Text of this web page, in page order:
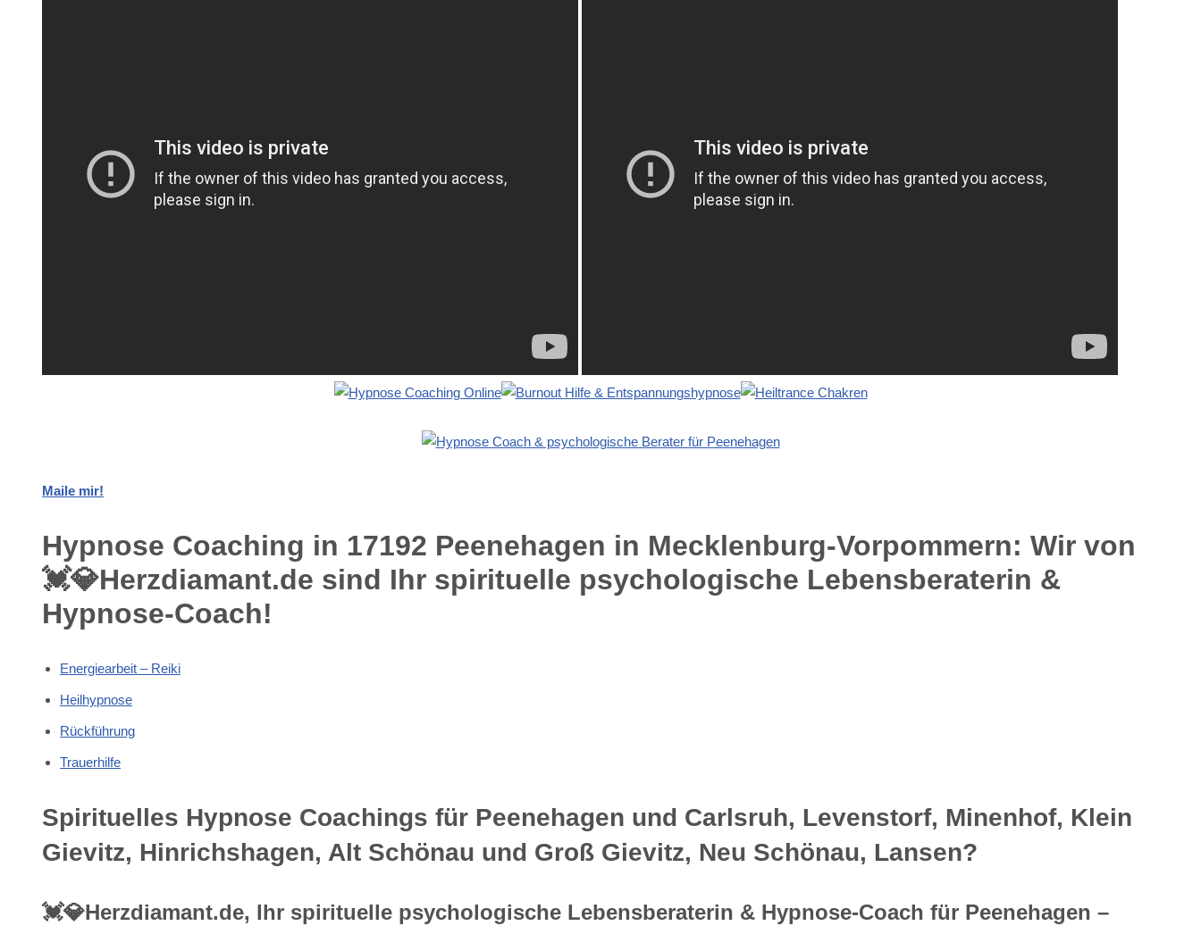
Maile mir!
Hypnose Coaching in 17192 Peenehagen in Mecklenburg-Vorpommern: Wir von
💓️💎Herzdiamant.de sind Ihr spirituelle psychologische Lebensberaterin &
Hypnose-Coach!
Energiearbeit – Reiki
Heilhypnose
Rückführung
Trauerhilfe
Spirituelles Hypnose Coachings für Peenehagen und Carlsruh, Levenstorf, Minenhof, Klein
Gievitz, Hinrichshagen, Alt Schönau und Groß Gievitz, Neu Schönau, Lansen?
💓️💎Herzdiamant.de, Ihr spirituelle psychologische Lebensberaterin & Hypnose-Coach für Peenehagen –